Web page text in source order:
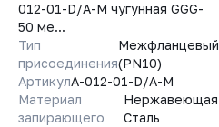
012-01-D/A-M чугунная GGG-
50 ме...
Тип
присоединения
Межфланцевый
(PN10)
АртикулA-012-01-D/A-M
Материал
запирающего
Нержавеющая
Сталь